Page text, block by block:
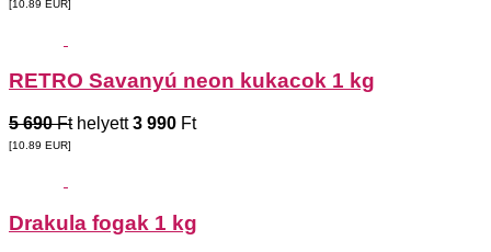
[10.89 EUR]
RETRO Savanyú neon kukacok 1 kg
5 690 Fthelyett3 990 Ft
[10.89 EUR]
Drakula fogak 1 kg